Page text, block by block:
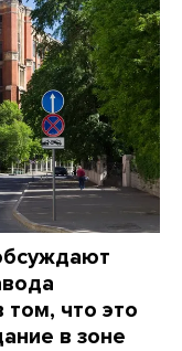
что это
в зоне